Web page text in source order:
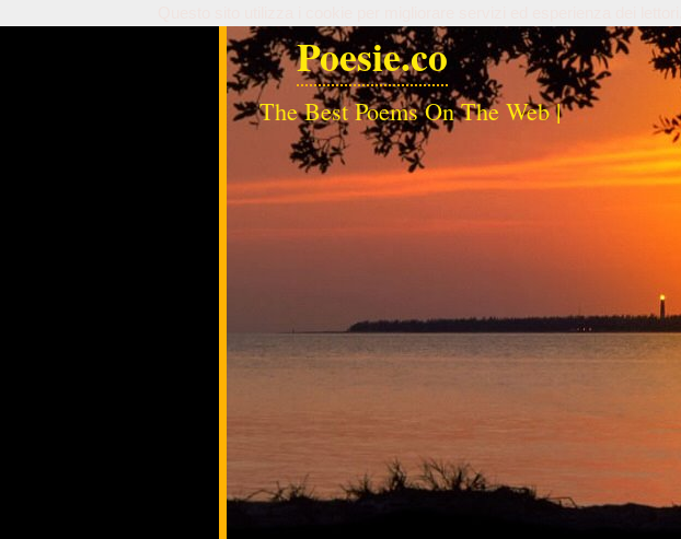
Poesie.co
The Best Poems On The Web |